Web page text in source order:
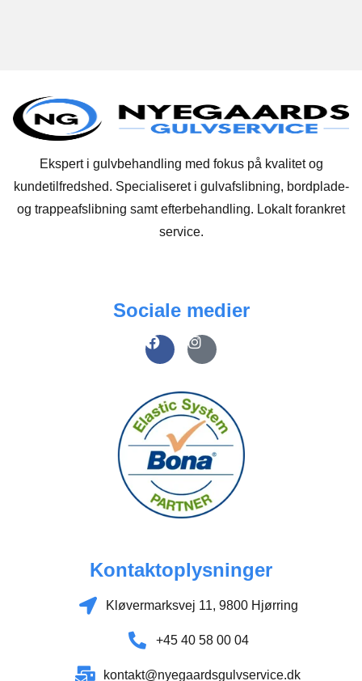
Ekspert i gulvbehandling med fokus på kvalitet og
kundetilfredshed. Specialiseret i gulvafslibning, bordplade-
og trappeafslibning samt efterbehandling. Lokalt forankret
service.
Sociale medier
Kontaktoplysninger​
Kløvermarksvej 11, 9800 Hjørring
+45 40 58 00 04
kontakt@nyegaardsgulvservice.dk